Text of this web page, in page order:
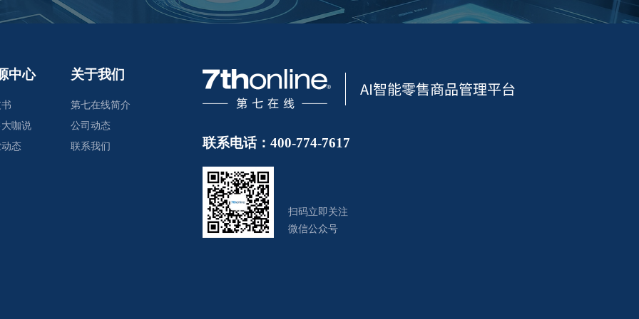
中心
咖说
态
关于我们
第七在线简介
公司动态
联系我们
联系电话：400-774-7617
扫码立即关注
微信公众号